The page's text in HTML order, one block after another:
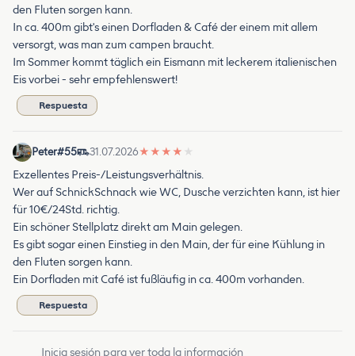
den Fluten sorgen kann.
In ca. 400m gibt's einen Dorfladen & Café der einem mit allem
versorgt, was man zum campen braucht.
Im Sommer kommt täglich ein Eismann mit leckerem italienischen
Eis vorbei - sehr empfehlenswert!
Respuesta
Peter#55 31.07.2026★ ★ ★ ★ ★
Exzellentes Preis-/Leistungsverhältnis.
Wer auf SchnickSchnack wie WC, Dusche verzichten kann, ist hier
für 10€/24Std. richtig.
Ein schöner Stellplatz direkt am Main gelegen.
Es gibt sogar einen Einstieg in den Main, der für eine Kühlung in
den Fluten sorgen kann.
Ein Dorfladen mit Café ist fußläufig in ca. 400m vorhanden.
Respuesta
Inicia sesión para ver toda la información